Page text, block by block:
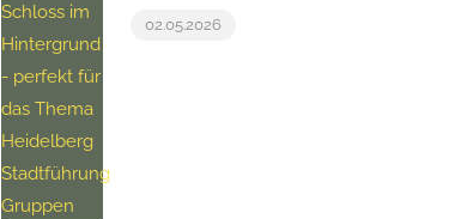
02.05.2026